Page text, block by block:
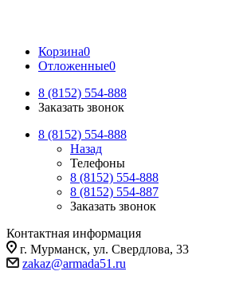
Корзина0
Отложенные0
8 (8152) 554-888
Заказать звонок
8 (8152) 554-888
Назад
Телефоны
8 (8152) 554-888
8 (8152) 554-887
Заказать звонок
Контактная информация
г. Мурманск, ул. Свердлова, 33
zakaz@armada51.ru